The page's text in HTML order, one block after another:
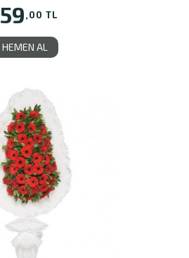
,00 TL
HEMEN AL